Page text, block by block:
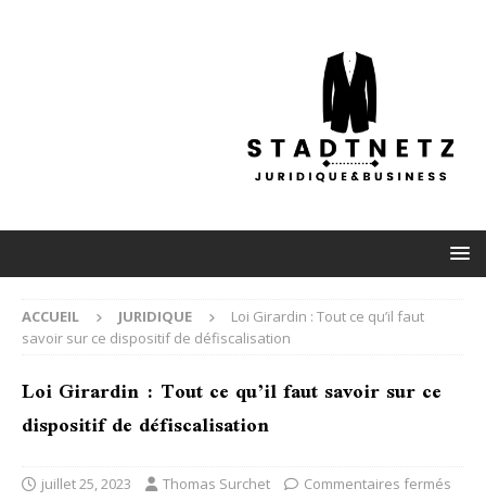
ACCUEIL JURIDIQUE
Loi Girardin : Tout ce qu’il faut
savoir sur ce dispositif de défiscalisation
Loi Girardin : Tout ce qu’il faut savoir sur ce
dispositif de défiscalisation
juillet 25, 2023 Thomas Surchet Commentaires fermés